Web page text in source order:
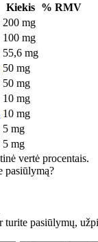
Kiekis % RMV
200 mg
100 mg
55,6 mg
50 mg
50 mg
10 mg
10 mg
5 mg
5 mg
vertė procentais.
pasiūlymą?
turite pasiūlymų,